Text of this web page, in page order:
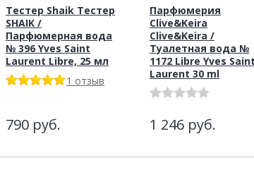
Тестер Shaik Тестер
SHAIK /
Парфюмерная вода
№ 396 Yves Saint
Laurent Libre, 25 мл
1 отзыв
790 руб.
Парфюмерия
Clive&Keira
Clive&Keira /
Туалетная вода №
1172 Libre Yves
Laurent 30 ml
1 246 руб.